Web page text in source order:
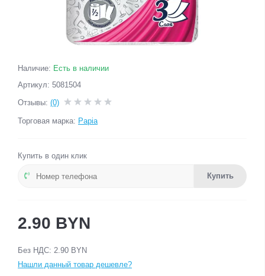
Наличие: Есть в наличии
Артикул: 5081504
Отзывы: (0)
Торговая марка: Papia
Купить в один клик
Купить
2.90 BYN
Без НДС: 2.90 BYN
Нашли данный товар дешевле?